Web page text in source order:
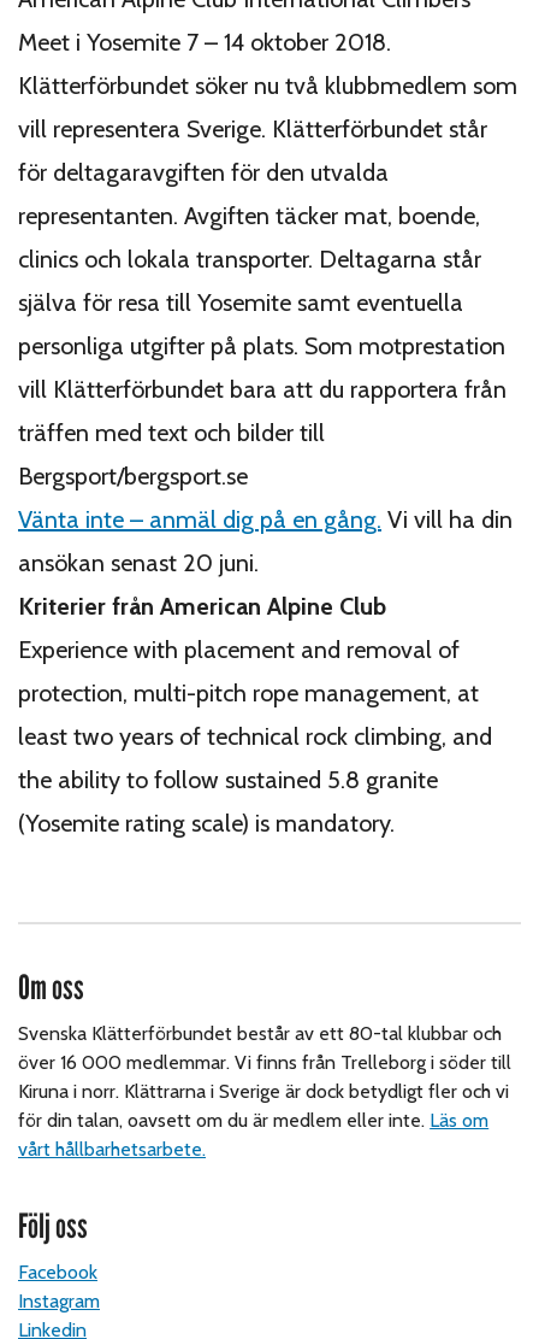
Meet i Yosemite 7 – 14 oktober 2018.
Klätterförbundet söker nu två klubbmedlem som
vill representera Sverige. Klätterförbundet står
för deltagaravgiften för den utvalda
representanten. Avgiften täcker mat, boende,
clinics och lokala transporter. Deltagarna står
själva för resa till Yosemite samt eventuella
personliga utgifter på plats. Som motprestation
vill Klätterförbundet bara att du rapportera från
träffen med text och bilder till
Bergsport/bergsport.se
Vänta inte – anmäl dig på en gång. Vi vill ha din
ansökan senast 20 juni.
Kriterier från American Alpine Club
Experience with placement and removal of
protection, multi-pitch rope management, at
least two years of technical rock climbing, and
the ability to follow sustained 5.8 granite
(Yosemite rating scale) is mandatory.
Om oss
Svenska Klätterförbundet består av ett 80-tal klubbar och
över 16 000 medlemmar. Vi finns från Trelleborg i söder till
Kiruna i norr. Klättrarna i Sverige är dock betydligt fler och vi
för din talan, oavsett om du är medlem eller inte. Läs om
vårt hållbarhetsarbete.
Följ oss
Facebook
Instagram
Linkedin